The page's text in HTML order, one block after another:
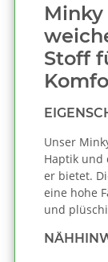
Minky
Stoff
Unser
Haptik und
er bietet.
eine hohe
und